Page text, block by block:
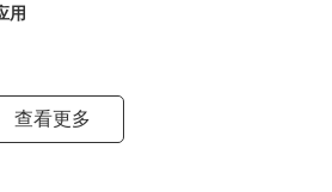
用
查看更多